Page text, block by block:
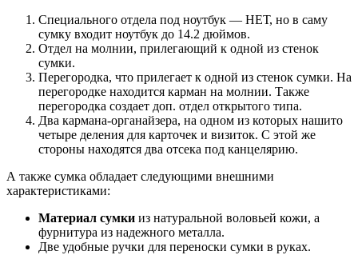
Специального отдела под ноутбук — НЕТ, но в саму
сумку входит ноутбук до 14.2 дюймов.
Отдел на молнии, прилегающий к одной из стенок
сумки.
Перегородка, что прилегает к одной из стенок сумки. На
перегородке находится карман на молнии. Также
перегородка создает доп. отдел открытого типа.
Два кармана-органайзера, на одном из которых нашито
четыре деления для карточек и визиток. С этой же
стороны находятся два отсека под канцелярию.
А также сумка обладает следующими внешними
характеристиками:
Материал сумки из натуральной воловьей кожи, а
фурнитура из надежного металла.
Две удобные ручки для переноски сумки в руках.